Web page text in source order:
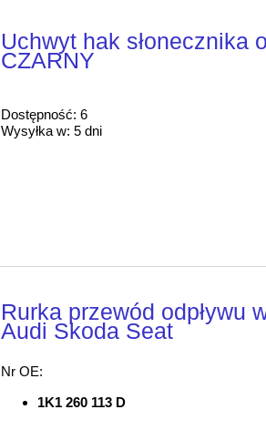
Uchwyt hak słonecznika
CZARNY
Dostępność: 6
Wysyłka w: 5 dni
Rurka przewód odpływu
Audi Skoda Seat
Nr OE:
1K1 260 113 D